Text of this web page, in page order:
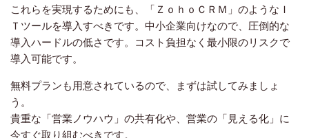
これらを実現するためにも、「ＺｏｈｏＣＲＭ」のようなＩ
Ｔツールを導入すべきです。中小企業向けなので、圧倒的な
導入ハードルの低さです。コスト負担なく最小限のリスクで
導入可能です。
無料プランも用意されているので、まずは試してみましょ
う。
貴重な「営業ノウハウ」の共有化や、営業の「見える化」に
今すぐ取り組むべきです。